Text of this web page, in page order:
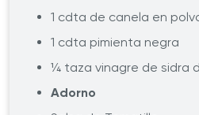
1 cdta de canela en
1 cdta pimienta negra
¼ taza vinagre de sidra
Adorno